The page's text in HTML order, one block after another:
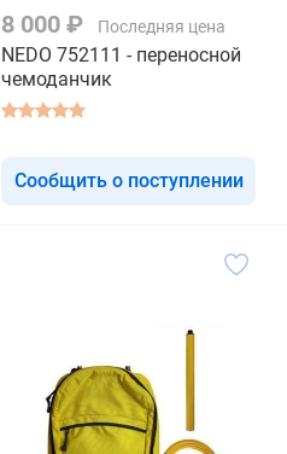
8 000 ₽ Последняя цена
NEDO 752111 - переносной
чемоданчик
Сообщить о поступлении